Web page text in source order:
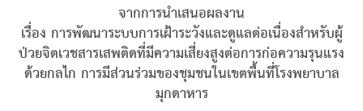
จากการนำเสนอผลงาน
เรื่อง การพัฒนาระบบการเฝ้าระวังและดูแลต่อเนื่องสำหรับผู้
ป่วยจิตเวชสารเสพติดที่มีความเสี่ยงสูงต่อการก่อความรุนแรง
ด้วยกลไก การมีส่วนร่วมของชุมชนในเขตพื้นที่โรงพยาบาล
มุกดาหาร